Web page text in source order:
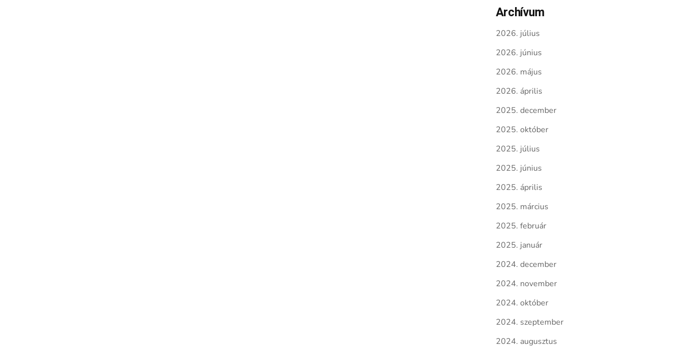
Archívum
2026. július
2026. június
2026. május
2026. április
2025. december
2025. október
2025. július
2025. június
2025. április
2025. március
2025. február
2025. január
2024. december
2024. november
2024. október
2024. szeptember
2024. augusztus